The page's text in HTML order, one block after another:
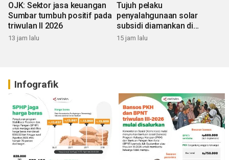
OJK: Sektor jasa keuangan
Sumbar tumbuh positif pada
triwulan II 2026
13 jam lalu
Tujuh pelaku
penyalahgunaan solar
subsidi diamankan di
Sumbar
15 jam lalu
Infografik